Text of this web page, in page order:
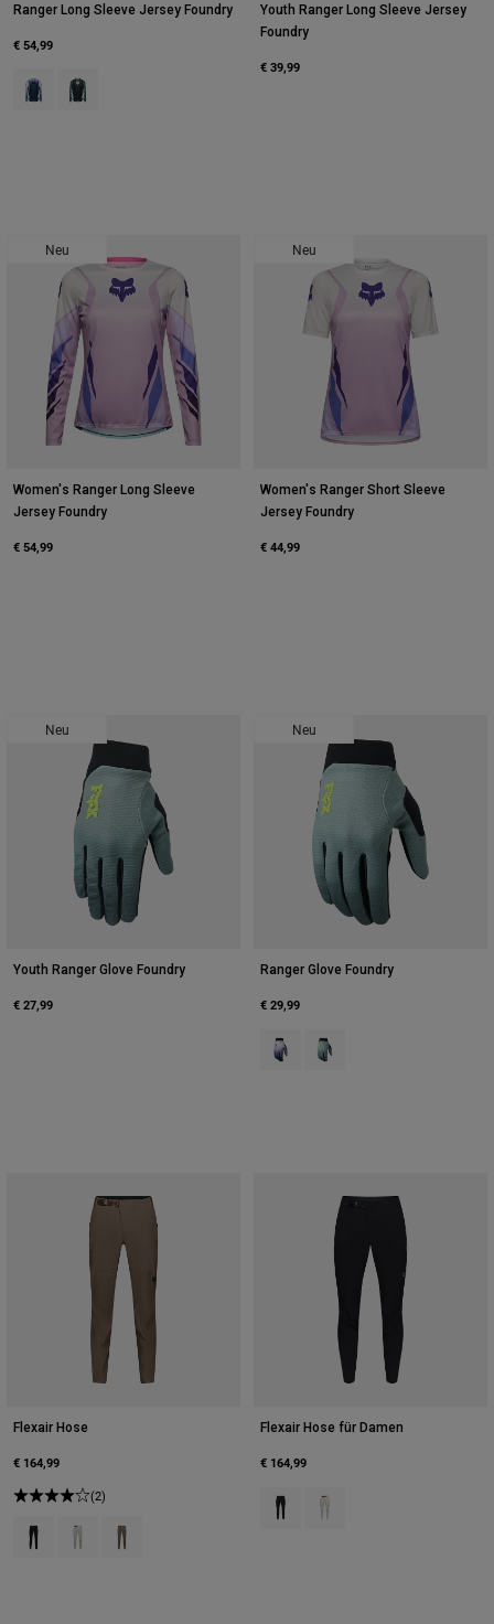
Ranger Long Sleeve Jersey Foundry
€ 54,99
Product swatch type of Mitternachtsblau.
Product swatch type of Salbei Grün.
Youth Ranger Long Sleeve Jersey
Foundry
€ 39,99
Neu
Women's Ranger Long Sleeve
Jersey Foundry
€ 54,99
Neu
Women's Ranger Short Sleeve
Jersey Foundry
€ 44,99
Neu
Youth Ranger Glove Foundry
€ 27,99
Neu
Ranger Glove Foundry
€ 29,99
Product swatch type of
Product swatch type of
Flexair Hose
€ 164,99
(2)
Product swatch type of Schwarz.
Product swatch type of Kreideweiß.
Product swatch type of Muskatnussbraun.
Flexair Hose für Damen
€ 164,99
Product swatch type of Schwarz.
Product swatch type of